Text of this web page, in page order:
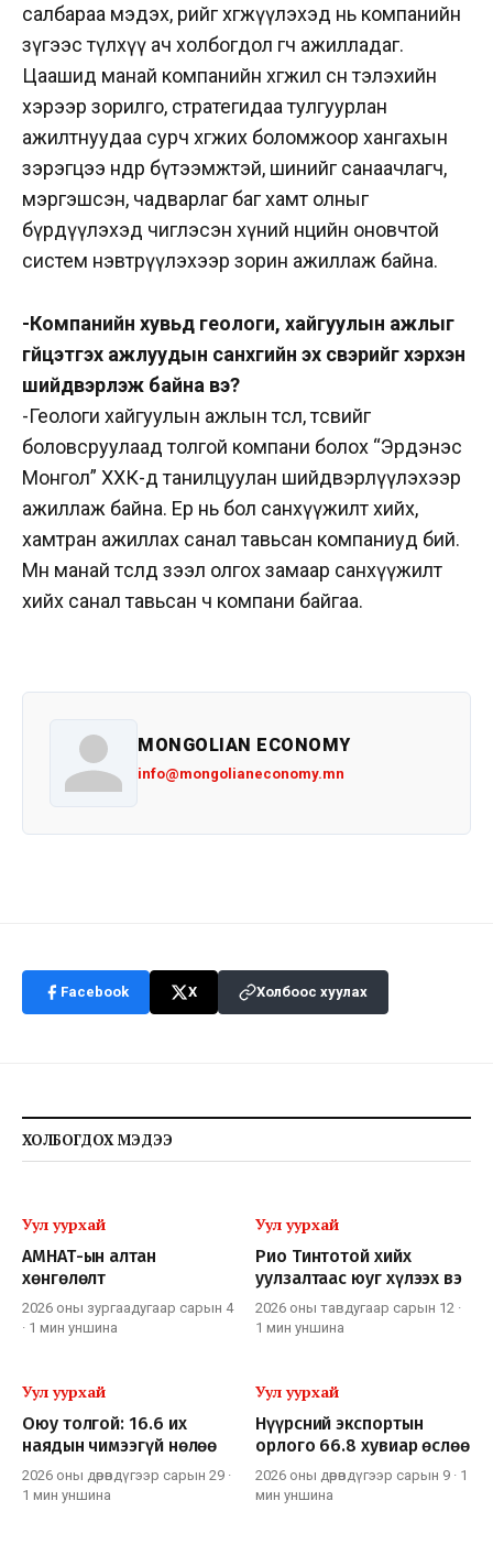
салбараа мэдэх, өөрийгөө хөгжүүлэхэд нь компанийн
зүгээс түлхүү ач холбогдол өгч ажилладаг.
Цаашид манай компанийн хөгжил өсөн тэлэхийн
хэрээр зорилго, стратегидаа тулгуурлан
ажилтнуудаа сурч хөгжих боломжоор хангахын
зэрэгцээ өндөр бүтээмжтэй, шинийг санаачлагч,
мэргэшсэн, чадварлаг баг хамт олныг
бүрдүүлэхэд чиглэсэн хүний нөөцийн оновчтой
систем нэвтрүүлэхээр зорин ажиллаж байна.
-Компанийн хувьд геологи, хайгуулын ажлыг
гүйцэтгэх ажлуудын санхүүгийн эх үүсвэрийг хэрхэн
шийдвэрлэж байна вэ?
-Геологи хайгуулын ажлын төсөл, төсвийг
боловсруулаад толгой компани болох “Эрдэнэс
Монгол” ХХК-д танилцуулан шийдвэрлүүлэхээр
ажиллаж байна. Ер нь бол санхүүжилт хийх,
хамтран ажиллах санал тавьсан компаниуд бий.
Мөн манай төсөлд зээл олгох замаар санхүүжилт
хийх санал тавьсан ч компани байгаа.
MONGOLIAN ECONOMY
info@mongolianeconomy.mn
Facebook X Холбоос хуулах
ХОЛБОГДОХ МЭДЭЭ
Уул уурхай
АМНАТ-ын алтан
хөнгөлөлт
2026 оны зургаадугаар сарын 4
· 1 мин уншина
Уул уурхай
Рио Тинтотой хийх
уулзалтаас юуг хүлээх вэ
2026 оны тавдугаар сарын 12 ·
1 мин уншина
Уул уурхай
Оюу толгой: 16.6 их
наядын чимээгүй нөлөө
2026 оны дөрөвдүгээр сарын 29 ·
1 мин уншина
Уул уурхай
Нүүрсний экспортын
орлого 66.8 хувиар өслөө
2026 оны дөрөвдүгээр сарын 9 · 1
мин уншина